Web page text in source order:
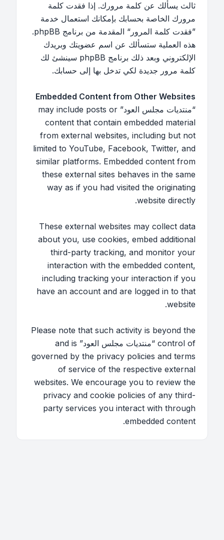
ثالث يسألك عن كلمة مرورك. إذا فقدت كلمة
مرورك الخاصة بحسابك بإمكانك استعمال خدمة
”فقدت كلمة المرور“ المقدمة من برنامج phpBB.
هذه العملية ستسألك عن اسم عضويتك وبريدك
الإلكتروني وبعد ذلك برنامج phpBB سينشئ لك
كلمة مرور جديدة لكي تدخل بها إلى حسابك.
Embedded Content from Other Websites
“منتديات مجلس العود” may include posts or
content that contain embedded material
from external websites, including but not
limited to YouTube, Facebook, Twitter, and
similar platforms. Embedded content from
these external sites behaves in the same
way as if you had visited the originating
website directly.
These external websites may collect data
about you, use cookies, embed additional
third-party tracking, and monitor your
interaction with the embedded content,
including tracking your interaction if you
have an account and are logged in to that
website.
Please note that such activity is beyond the
control of “منتديات مجلس العود” and is
governed by the privacy policies and terms
of service of the respective external
websites. We encourage you to review the
privacy and cookie policies of any third-
party services you interact with through
embedded content.